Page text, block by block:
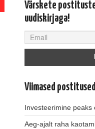
Värskete
uudiskirjaga!
Viimased postitused
Investeerimine peaks
Aeg-ajalt raha